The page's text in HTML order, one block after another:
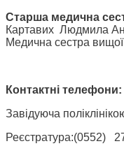
Старша медична
Картавих Людмила
Медична сестра вищої
Контактні телефони:
Завідуюча
Реєстратура:(0552)